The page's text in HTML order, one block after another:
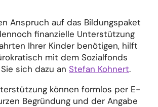
Anspruch auf das Bildungspaket
finanzielle Unterstützung
Ihrer Kinder benötigen, hilft
mit dem Sozialfonds
sich dazu an Stefan Kohnert.
können formlos per E-
Begründung und der Angabe